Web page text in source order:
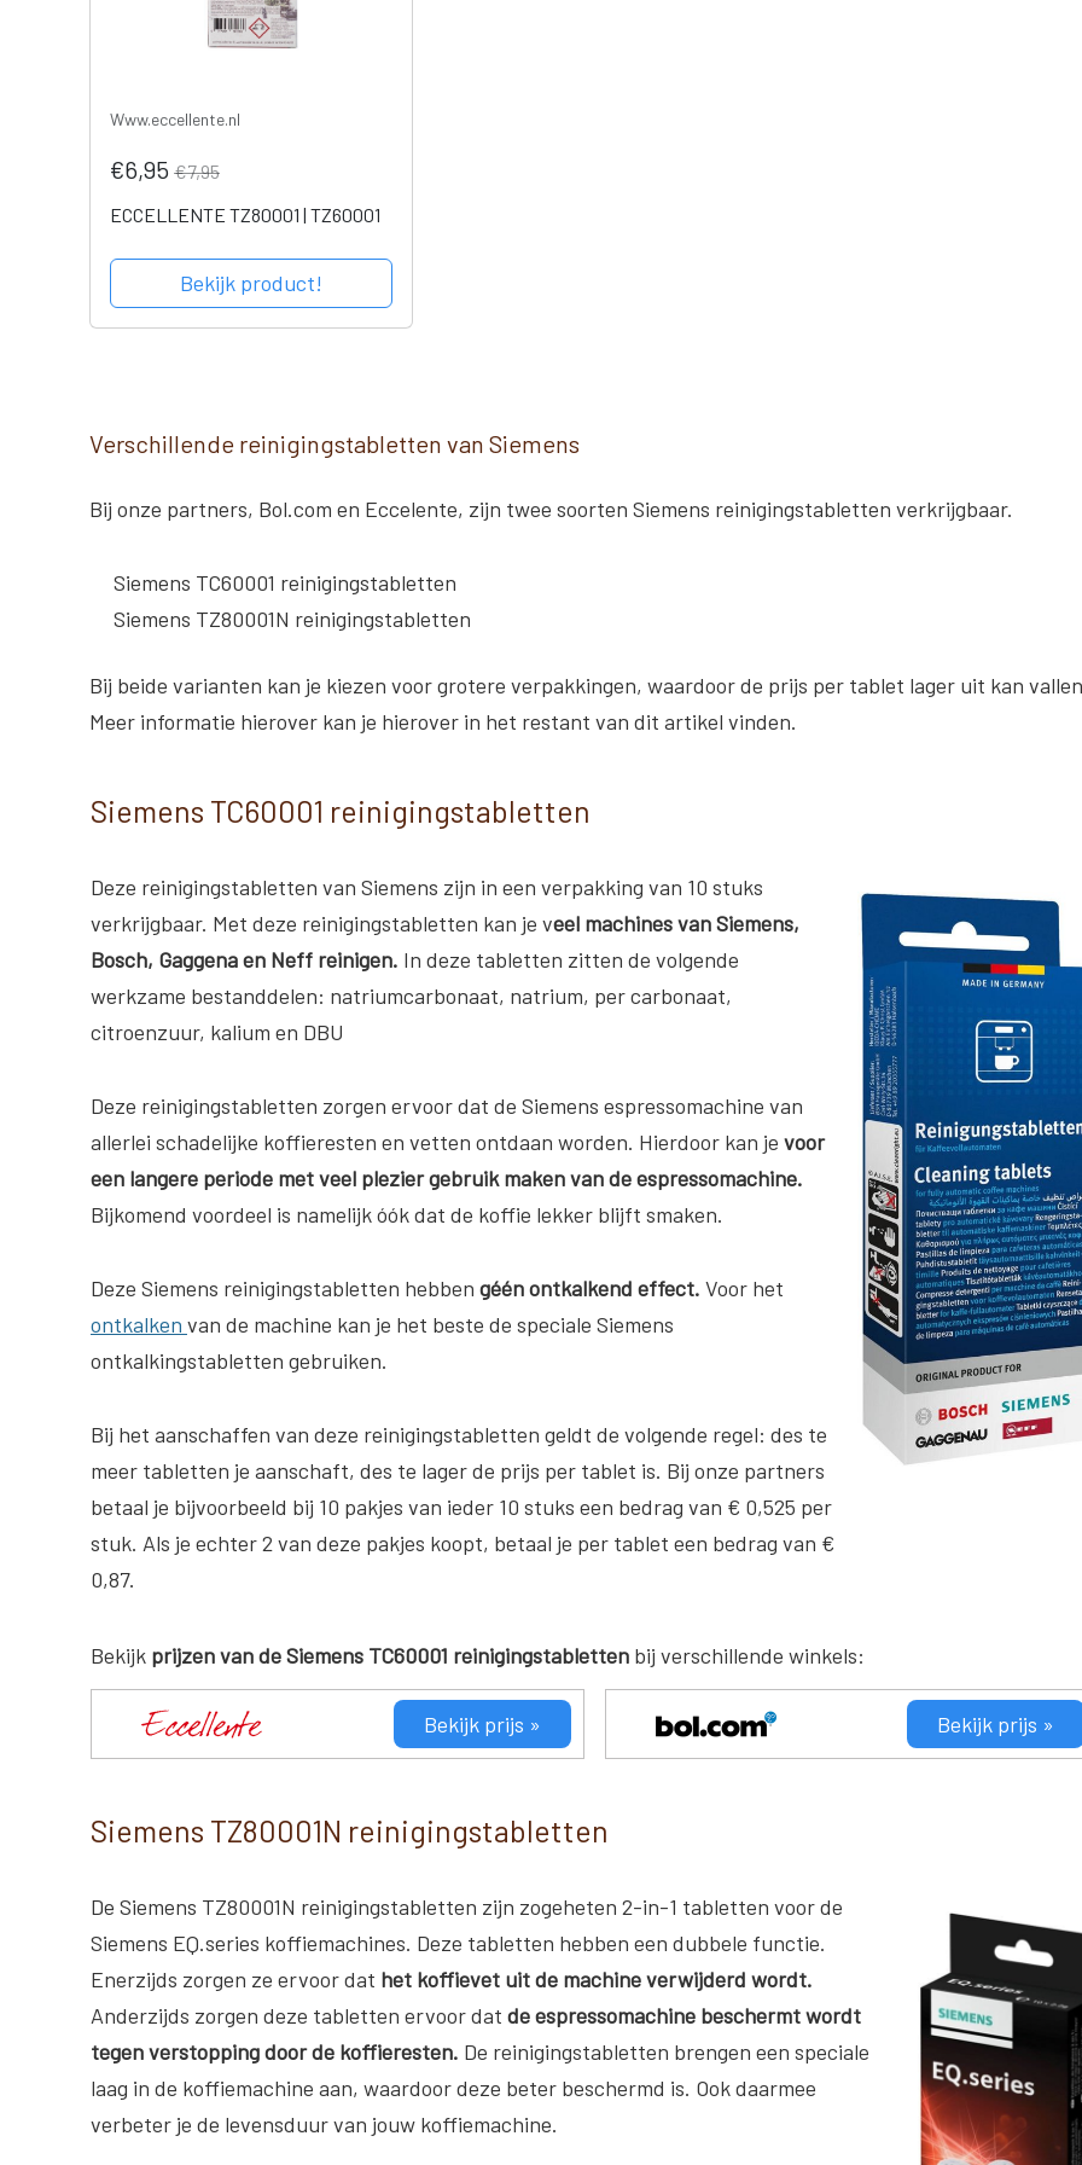
Www.eccellente.nl
€6,95 €7,95
ECCELLENTE TZ80001 | TZ60001
Bekijk product!
Verschillende reinigingstabletten van Siemens
Bij onze partners, Bol.com en Eccelente, zijn twee soorten Siemens reinigingstabletten verkrijgbaar.
Siemens TC60001 reinigingstabletten
Siemens TZ80001N reinigingstabletten
Bij beide varianten kan je kiezen voor grotere verpakkingen, waardoor de prijs per tablet lager uit kan
Meer informatie hierover kan je hierover in het restant van dit artikel vinden.
Siemens TC60001 reinigingstabletten
Deze reinigingstabletten van Siemens zijn in een verpakking van 10 stuks
verkrijgbaar. Met deze reinigingstabletten kan je veel machines van Siemens,
Bosch, Gaggena en Neff reinigen. In deze tabletten zitten de volgende
werkzame bestanddelen: natriumcarbonaat, natrium, per carbonaat,
citroenzuur, kalium en DBU
Deze reinigingstabletten zorgen ervoor dat de Siemens espressomachine van
allerlei schadelijke koffieresten en vetten ontdaan worden. Hierdoor kan je voor
een langere periode met veel plezier gebruik maken van de espressomachine.
Bijkomend voordeel is namelijk óók dat de koffie lekker blijft smaken.
Deze Siemens reinigingstabletten hebben géén ontkalkend effect. Voor het
ontkalken van de machine kan je het beste de speciale Siemens
ontkalkingstabletten gebruiken.
Bij het aanschaffen van deze reinigingstabletten geldt de volgende regel: des te
meer tabletten je aanschaft, des te lager de prijs per tablet is. Bij onze partners
betaal je bijvoorbeeld bij 10 pakjes van ieder 10 stuks een bedrag van € 0,525 per
stuk. Als je echter 2 van deze pakjes koopt, betaal je per tablet een bedrag van €
0,87.
Bekijk prijzen van de Siemens TC60001 reinigingstabletten bij verschillende winkels:
Bekijk prijs » Bekijk prijs »
Siemens TZ80001N reinigingstabletten
De Siemens TZ80001N reinigingstabletten zijn zogeheten 2-in-1 tabletten voor de
Siemens EQ.series koffiemachines. Deze tabletten hebben een dubbele functie.
Enerzijds zorgen ze ervoor dat het koffievet uit de machine verwijderd wordt.
Anderzijds zorgen deze tabletten ervoor dat de espressomachine beschermt wordt
tegen verstopping door de koffieresten. De reinigingstabletten brengen een speciale
laag in de koffiemachine aan, waardoor deze beter beschermd is. Ook daarmee
verbeter je de levensduur van jouw koffiemachine.